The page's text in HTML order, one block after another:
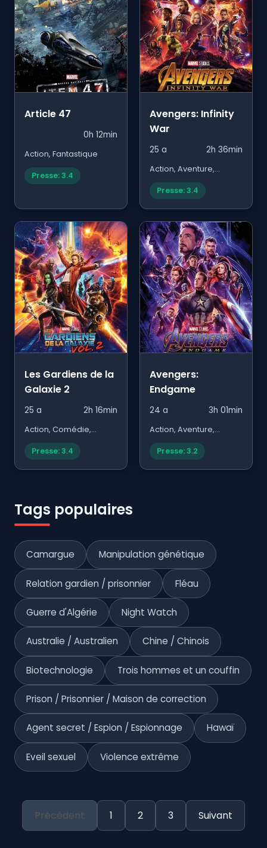
Article 47
0h 12min
Action, Fantastique
Presse: 3.4
Avengers: Infinity
War
25 a 2h 36min
Action, Aventure,
Science Fiction
Presse: 3.4
Les Gardiens de la
Galaxie 2
25 a 2h 16min
Action, Comédie,
Science Fiction
Presse: 3.4
Avengers:
Endgame
24 a 3h 01min
Action, Aventure,
Science Fiction
Presse: 3.2
Tags populaires
Camargue Manipulation génétique
Relation gardien / prisonnier Fléau
Guerre d'Algérie Night Watch
Australie / Australien Chine / Chinois
Biotechnologie Trois hommes et un couffin
Prison / Prisonnier / Maison de correction
Agent secret / Espion / Espionnage Hawaï
Eveil sexuel Violence extrême
Précédent 1 2 3 Suivant